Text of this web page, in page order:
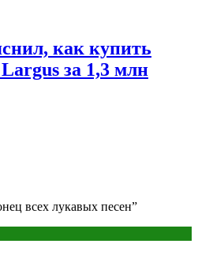
как купить
за 1,3 млн
всех лукавых песен”